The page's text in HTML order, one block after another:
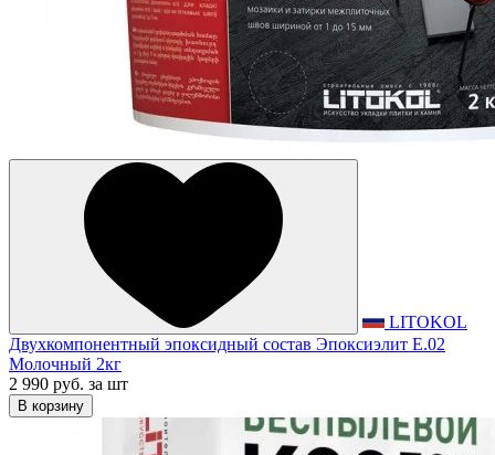
LITOKOL
Двухкомпонентный эпоксидный состав Эпоксиэлит E.02
Молочный 2кг
2 990 руб. за шт
В корзину